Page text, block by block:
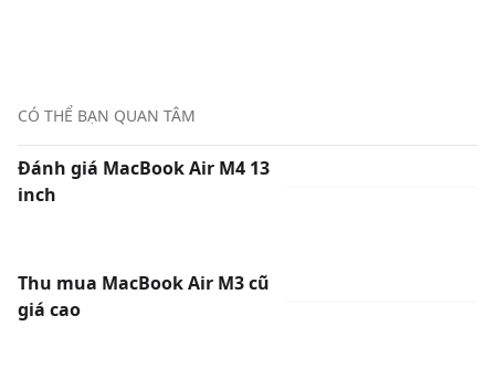
CÓ THỂ BẠN QUAN TÂM
Đánh giá MacBook Air M4 13
inch
Thu mua MacBook Air M3 cũ
giá cao